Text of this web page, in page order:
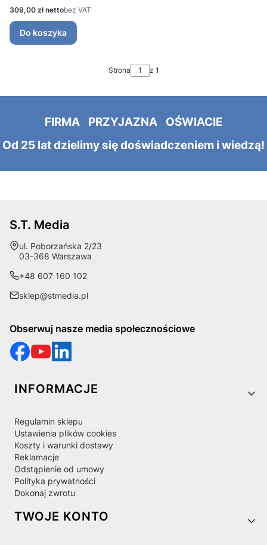
Cena
309,00 zł bez VAT
Do koszyka
Strona z 1
FIRMA PRZYJAZNA OŚWIACIE
Od 25 lat dzielimy się doświadczeniem i wiedzą!
S.T. Media
Adres:
ul. Poborzańska 2/23
03-368 Warszawa
+48 607 160 102
sklep@stmedia.pl
Obserwuj nasze media społecznościowe
Linki w stopce
INFORMACJE
Regulamin sklepu
Ustawienia plików cookies
Koszty i warunki dostawy
Reklamacje
Odstąpienie od umowy
Polityka prywatności
Dokonaj zwrotu
TWOJE KONTO